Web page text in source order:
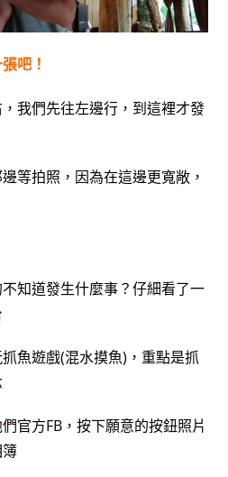
吧！
我們先往左邊行，到這裡才發
等拍照，因為在這邊更寬敞，
知道發生什麼事？仔細看了一
魚遊戲(混水摸魚)，重點是抓
官方FB，按下願意的按鈕照片